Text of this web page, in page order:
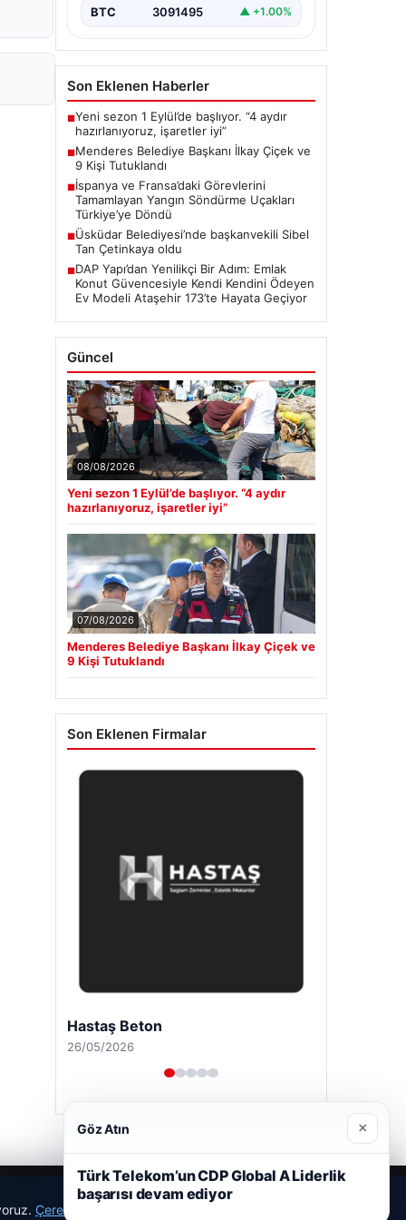
BTC 3091495 ▲ +1.00%
Son Eklenen Haberler
■Yeni sezon 1 Eylül’de başlıyor. “4 aydır
hazırlanıyoruz, işaretler iyi”
■Menderes Belediye Başkanı İlkay Çiçek ve
9 Kişi Tutuklandı
■İspanya ve Fransa’daki Görevlerini
Tamamlayan Yangın Söndürme Uçakları
Türkiye’ye Döndü
■Üsküdar Belediyesi’nde başkanvekili Sibel
Tan Çetinkaya oldu
■DAP Yapı’dan Yenilikçi Bir Adım: Emlak
Konut Güvencesiyle Kendi Kendini Ödeyen
Ev Modeli Ataşehir 173’te Hayata Geçiyor
Güncel
08/08/2026
Yeni sezon 1 Eylül’de başlıyor. “4 aydır
hazırlanıyoruz, işaretler iyi”
07/08/2026
Menderes Belediye Başkanı İlkay Çiçek ve
9 Kişi Tutuklandı
Son Eklenen Firmalar
Hastaş Beton
26/05/2026
Çerez Politikamız
Göz Atın ×
Türk Telekom’un CDP Global A Liderlik
başarısı devam ediyor